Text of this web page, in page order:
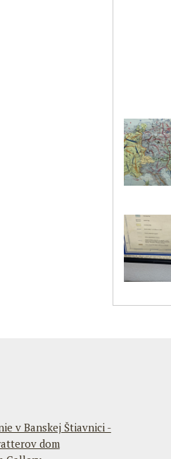
v Banskej Štiavnici -
dom